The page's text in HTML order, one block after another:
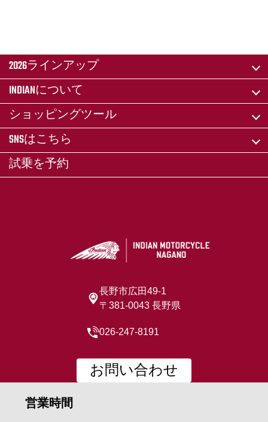
2026ラインアップ
INDIANについて
ショッピングツール
SNSはこちら
試乗を予約
長野市広田49-1
〒381-0043 長野県
026-247-8191
お問い合わせ
営業時間